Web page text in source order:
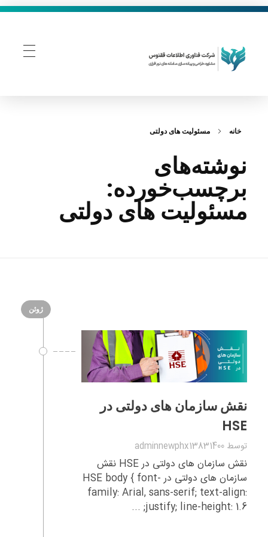
خانه مسئولیت‌ های دولتی
نوشته‌های
برچسب‌خورده:
مسئولیت‌ های دولتی
ژوئن
نقش سازمان‌ های دولتی در
HSE
توسط adminnewphx13831400
نقش سازمان‌ های دولتی در HSE نقش
سازمان‌ های دولتی در HSE body { font-
family: Arial, sans-serif; text-align:
justify; line-height: 1.6; ...